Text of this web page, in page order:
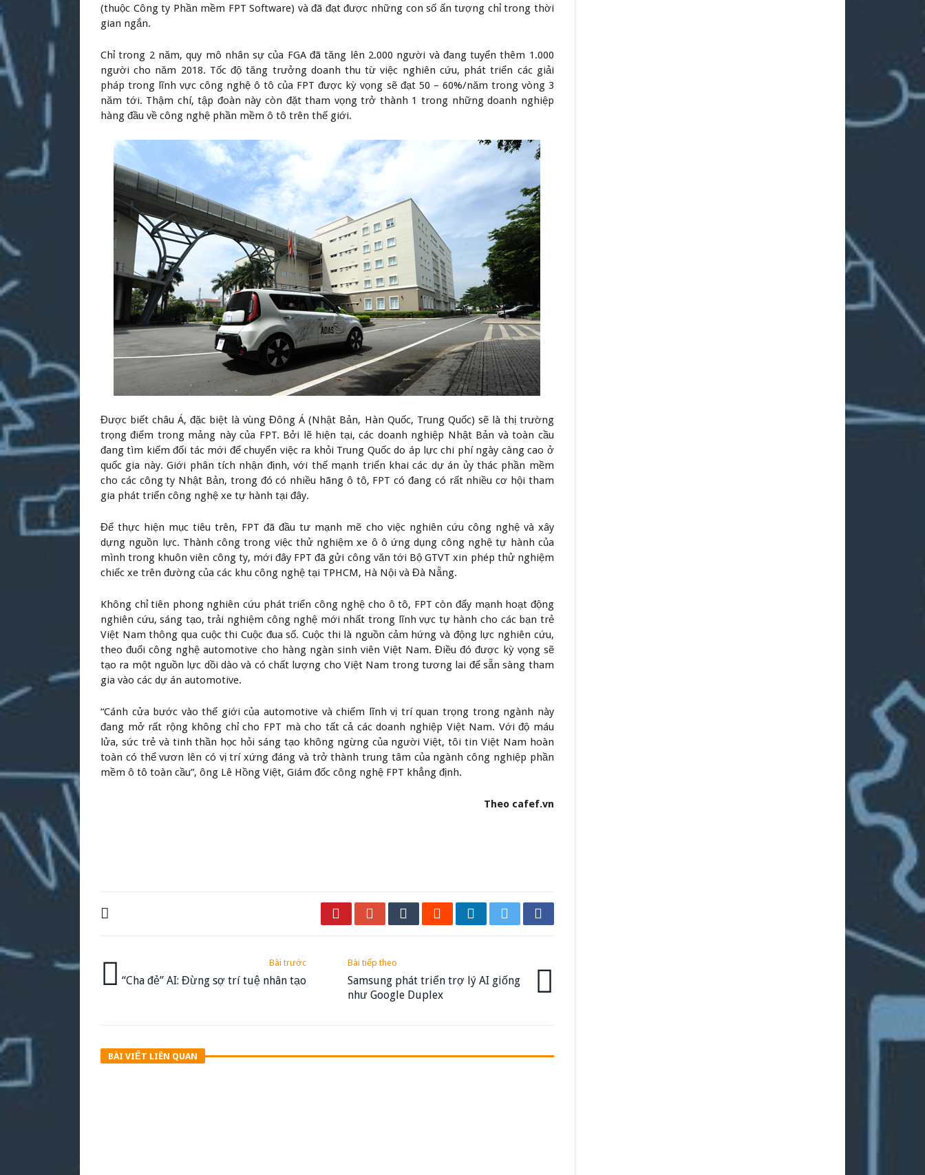
(thuộc Công ty Phần mềm FPT Software) và đã đạt được những con số ấn tượng chỉ trong thời
gian ngắn.
Chỉ trong 2 năm, quy mô nhân sự của FGA đã tăng lên 2.000 người và đang tuyển thêm 1.000
người cho năm 2018. Tốc độ tăng trưởng doanh thu từ việc nghiên cứu, phát triển các giải
pháp trong lĩnh vực công nghệ ô tô của FPT được kỳ vọng sẽ đạt 50 – 60%/năm trong vòng 3
năm tới. Thậm chí, tập đoàn này còn đặt tham vọng trở thành 1 trong những doanh nghiệp
hàng đầu về công nghệ phần mềm ô tô trên thế giới.
Được biết châu Á, đặc biệt là vùng Đông Á (Nhật Bản, Hàn Quốc, Trung Quốc) sẽ là thị trường
trọng điểm trong mảng này của FPT. Bởi lẽ hiện tại, các doanh nghiệp Nhật Bản và toàn cầu
đang tìm kiếm đối tác mới để chuyển việc ra khỏi Trung Quốc do áp lực chi phí ngày càng cao ở
quốc gia này. Giới phân tích nhận định, với thế mạnh triển khai các dự án ủy thác phần mềm
cho các công ty Nhật Bản, trong đó có nhiều hãng ô tô, FPT có đang có rất nhiều cơ hội tham
gia phát triển công nghệ xe tự hành tại đây.
Để thực hiện mục tiêu trên, FPT đã đầu tư mạnh mẽ cho việc nghiên cứu công nghệ và xây
dựng nguồn lực. Thành công trong việc thử nghiệm xe ô ô ứng dụng công nghệ tự hành của
mình trong khuôn viên công ty, mới đây FPT đã gửi công văn tới Bộ GTVT xin phép thử nghiệm
chiếc xe trên đường của các khu công nghệ tại TPHCM, Hà Nội và Đà Nẵng.
Không chỉ tiên phong nghiên cứu phát triển công nghệ cho ô tô, FPT còn đẩy mạnh hoạt động
nghiên cứu, sáng tạo, trải nghiệm công nghệ mới nhất trong lĩnh vực tự hành cho các bạn trẻ
Việt Nam thông qua cuộc thi Cuộc đua số. Cuộc thi là nguồn cảm hứng và động lực nghiên cứu,
theo đuổi công nghệ automotive cho hàng ngàn sinh viên Việt Nam. Điều đó được kỳ vọng sẽ
tạo ra một nguồn lực dồi dào và có chất lượng cho Việt Nam trong tương lai để sẵn sàng tham
gia vào các dự án automotive.
“Cánh cửa bước vào thế giới của automotive và chiếm lĩnh vị trí quan trọng trong ngành này
đang mở rất rộng không chỉ cho FPT mà cho tất cả các doanh nghiệp Việt Nam. Với độ máu
lửa, sức trẻ và tinh thần học hỏi sáng tạo không ngừng của người Việt, tôi tin Việt Nam hoàn
toàn có thể vươn lên có vị trí xứng đáng và trở thành trung tâm của ngành công nghiệp phần
mềm ô tô toàn cầu”, ông Lê Hồng Việt, Giám đốc công nghệ FPT khẳng định.
Theo cafef.vn
Bài trước
“Cha đẻ” AI: Đừng sợ trí tuệ nhân tạo
Bài tiếp theo
Samsung phát triển trợ lý AI giống
như Google Duplex
BÀI VIẾT LIÊN QUAN